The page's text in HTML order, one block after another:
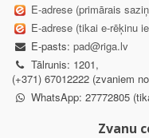
E-adrese (primārais
E-adrese (tikai e-rēķinu
E-pasts: pad@riga.lv
Tālrunis: 1201,
(+371) 67012222 (zvaniem
WhatsApp: 27772805
Zvanu